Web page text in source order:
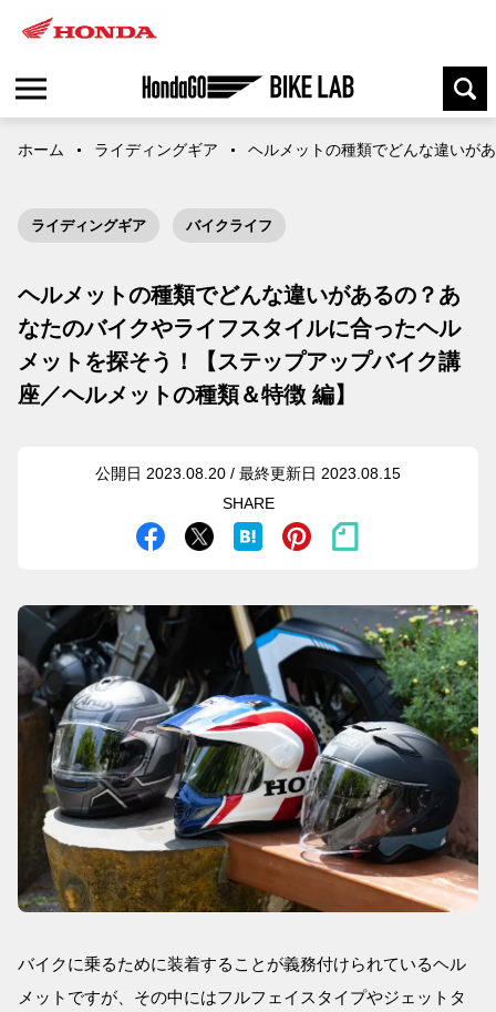
ホーム ライディングギア ヘルメットの種類でどんな違いが
ライディングギア バイクライフ
ヘルメットの種類でどんな違いがあるの？あ
なたのバイクやライフスタイルに合ったヘル
メットを探そう！【ステップアップバイク講
座／ヘルメットの種類＆特徴 編】
公開日 2023.08.20 / 最終更新日 2023.08.15
SHARE
バイクに乗るために装着することが義務付けられているヘル
メットですが、その中にはフルフェイスタイプやジェットタ